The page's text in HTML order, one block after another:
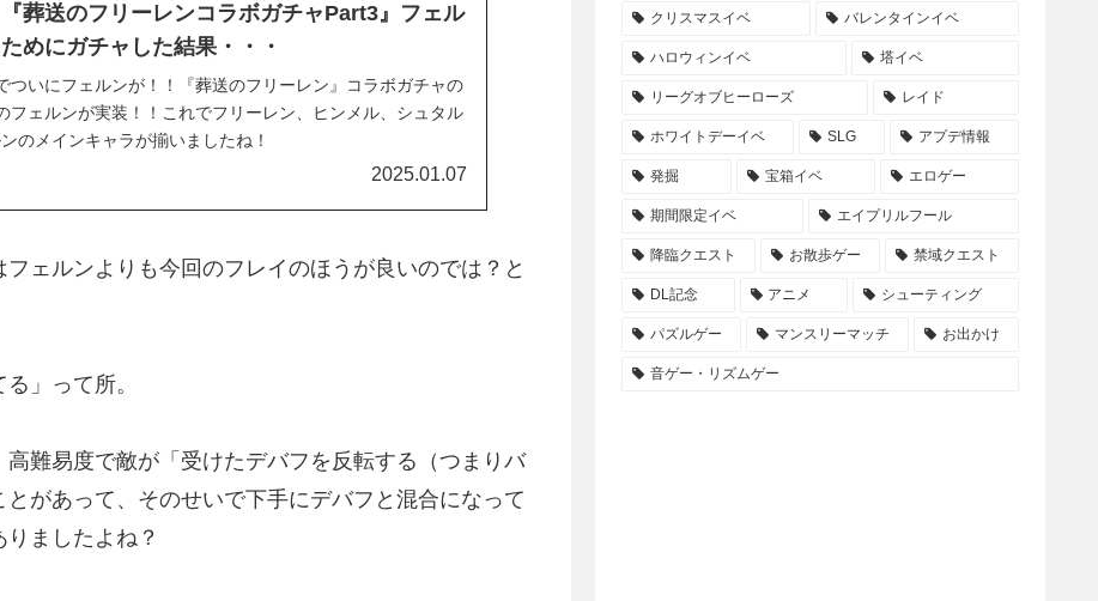
『葬送のフリーレンコラボガチャPart3』フェル
めにガチャした結果・・・
ついにフェルンが！！『葬送のフリーレン』コラボガチャの
フェルンが実装！！これでフリーレン、ヒンメル、シュタル
のメインキャラが揃いましたね！
2025.01.07
ェルンよりも今回のフレイのほうが良いのでは？と
」って所。
難易度で敵が「受けたデバフを反転する（つまりバ
があって、そのせいで下手にデバフと混合になって
ましたよね？
クリスマスイベ バレンタインイベ
ハロウィンイベ 塔イベ
リーグオブヒーローズ レイド
ホワイトデーイベ SLG アプデ情報
発掘 宝箱イベ エロゲー
期間限定イベ エイプリルフール
降臨クエスト お散歩ゲー 禁域クエスト
DL記念 アニメ シューティング
パズルゲー マンスリーマッチ お出かけ
音ゲー・リズムゲー